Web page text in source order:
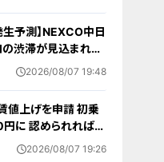
生予測】NEXCO中日
渋滞が見込まれる
・東名・新東名・東名
2026/08/07 19:48
値上げを申請 初乗
に 認められれば
で平均1割程度の値
2026/08/07 19:26